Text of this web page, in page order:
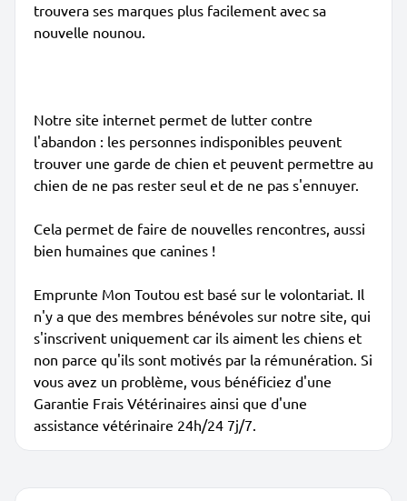
trouvera ses marques plus facilement avec sa
nouvelle nounou.
Notre site internet permet de lutter contre
l'abandon : les personnes indisponibles peuvent
trouver une garde de chien et peuvent permettre au
chien de ne pas rester seul et de ne pas s'ennuyer.
Cela permet de faire de nouvelles rencontres, aussi
bien humaines que canines !
Emprunte Mon Toutou est basé sur le volontariat. Il
n'y a que des membres bénévoles sur notre site, qui
s'inscrivent uniquement car ils aiment les chiens et
non parce qu'ils sont motivés par la rémunération. Si
vous avez un problème, vous bénéficiez d'une
Garantie Frais Vétérinaires ainsi que d'une
assistance vétérinaire 24h/24 7j/7.